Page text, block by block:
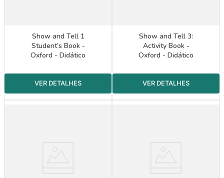
Show and Tell 1
Student’s Book -
Oxford - Didático
Show and Tell 3:
Activity Book -
Oxford - Didático